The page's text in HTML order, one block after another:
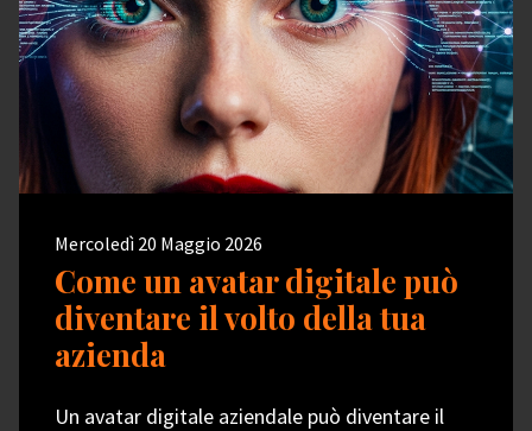
Mercoledì 20 Maggio 2026
Come un avatar digitale può
diventare il volto della tua
azienda
Un avatar digitale aziendale può diventare il